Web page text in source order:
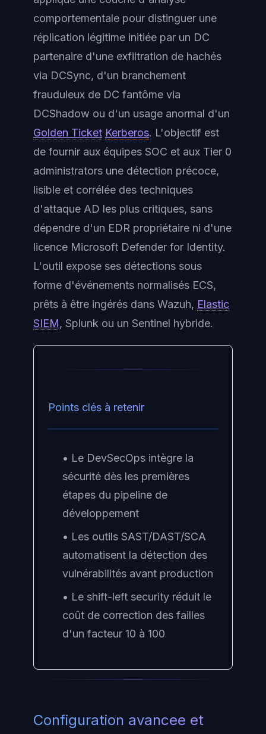
comportementale pour distinguer une
réplication légitime initiée par un DC
partenaire d'une exfiltration de hachés
via DCSync, d'un branchement
frauduleux de DC fantôme via
DCShadow ou d'un usage anormal d'un
Golden Ticket Kerberos. L'objectif est
de fournir aux équipes SOC et aux Tier 0
administrators une détection précoce,
lisible et corrélée des techniques
d'attaque AD les plus critiques, sans
dépendre d'un EDR propriétaire ni d'une
licence Microsoft Defender for Identity.
L'outil expose ses détections sous
forme d'événements normalisés ECS,
prêts à être ingérés dans Wazuh, Elastic
SIEM, Splunk ou un Sentinel hybride.
Points clés à retenir
• Le DevSecOps intègre la
sécurité dès les premières
étapes du pipeline de
développement
• Les outils SAST/DAST/SCA
automatisent la détection des
vulnérabilités avant production
• Le shift-left security réduit le
coût de correction des failles
d'un facteur 10 à 100
Configuration avancee et